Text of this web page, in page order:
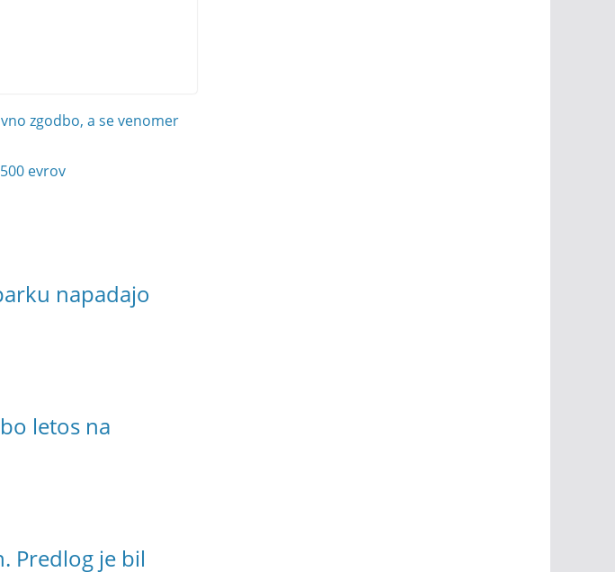
zgodbo, a se venomer
evrov
napadajo
letos na
Predlog je bil